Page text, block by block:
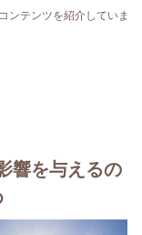
ンテンツを紹介していま
響を与えるの